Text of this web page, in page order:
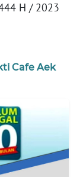
H / 2023
Cafe Aek